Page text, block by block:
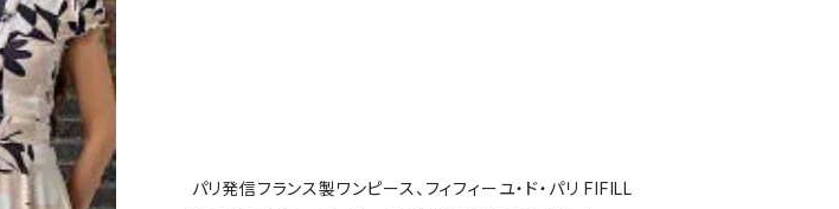
パリ発信フランス製ワンピース、フィフィーユ・ド・パリ FIFILL